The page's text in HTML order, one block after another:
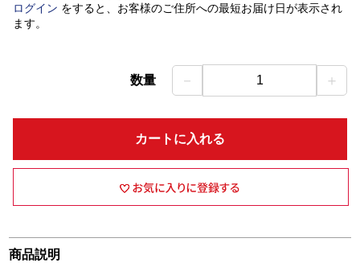
ログイン をすると、お客様のご住所への最短お届け日が表示され
ます。
数量 － 1 ＋
カートに入れる
商品説明